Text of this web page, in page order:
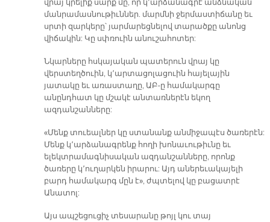
վրայ կրելիք սարք մը, որ կ՚արձանագրէ անձնական
մանրամասնութիւններ. մարմնի ջերմաստիճանը եւ
սրտի զարկերը՝ յարմարեցնելով տարածքը անոնց
վիճակին: Կը սփռուին անուշահոտեր:
Նկարները հսկայական պատերուն վրայ կը
վերստեղծուին, կ՚արտացոլացուին հայելային
յատակը եւ առաստաղը, ԱԲ-ը համակարգը
անընդհատ կը մշակէ անտառներէն եկող
ազդանշանները:
«Մենք տուեալներ կը ստանանք անմիջապէս ծառերէն:
Մենք կ՚արձանագրենք հողի խոնաւութիւնը եւ
ելեկտրամագնիսական ազդանշանները, որոնք
ծառերը կ՚ուղարկեն իրարու: Այդ աներեւակայելի
բարդ համակարգ մըն է», ժպտելով կը բացատրէ
Անատոլ:
Այս ապշեցուցիչ տեսարանը թոյլ կու տայ